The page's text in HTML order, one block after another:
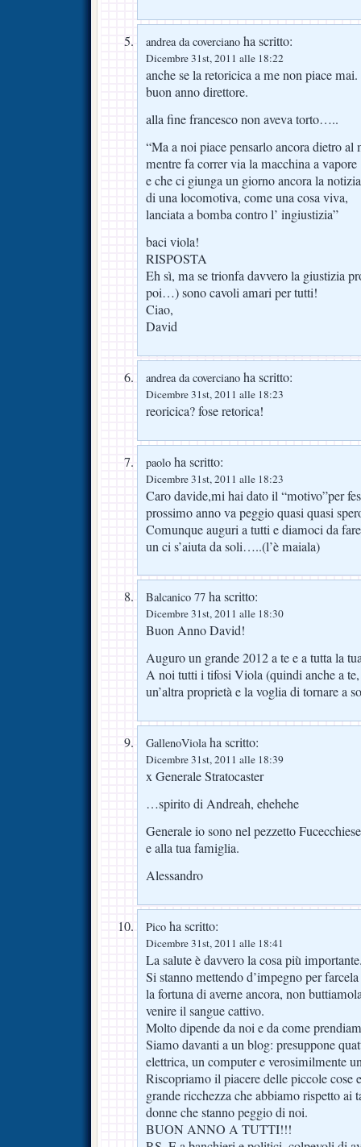
andrea da coverciano ha scritto:
Dicembre 31st, 2011 alle 18:22
anche se la retoricica a me non piace mai.
buon anno direttore.
alla fine francesco non aveva torto…..
“Ma a noi piace pensarlo ancora dietro al
mentre fa correr via la macchina a vapore
e che ci giunga un giorno ancora la notizia
di una locomotiva, come una cosa viva,
lanciata a bomba contro l’ ingiustizia”
baci viola!
RISPOSTA
Eh sì, ma se trionfa davvero la giustizia
poi…) sono cavoli amari per tutti!
Ciao,
David
andrea da coverciano ha scritto:
Dicembre 31st, 2011 alle 18:23
reoricica? fose retorica!
paolo ha scritto:
Dicembre 31st, 2011 alle 18:23
Caro davide,mi hai dato il “motivo”per
prossimo anno va peggio quasi quasi
Comunque auguri a tutti e diamoci da
un ci s’aiuta da soli…..(l’è maiala)
Balcanico 77 ha scritto:
Dicembre 31st, 2011 alle 18:30
Buon Anno David!
Auguro un grande 2012 a te e a tutta la
A noi tutti i tifosi Viola (quindi anche a
un’altra proprietà e la voglia di tornare a
GallenoViolaha scritto:
Dicembre 31st, 2011 alle 18:39
x Generale Stratocaster
…spirito di Andreah, ehehehe
Generale io sono nel pezzetto
e alla tua famiglia.
Alessandro
Pico ha scritto:
Dicembre 31st, 2011 alle 18:41
La salute è davvero la cosa più
Si stanno mettendo d’impegno per
la fortuna di averne ancora, non
venire il sangue cattivo.
Molto dipende da noi e da come
Siamo davanti a un blog: presuppone
elettrica, un computer e verosimilmente
Riscopriamo il piacere delle piccole cose
grande ricchezza che abbiamo rispetto
donne che stanno peggio di noi.
BUON ANNO A TUTTI!!!